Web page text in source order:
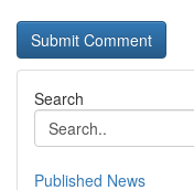
Search
Published News